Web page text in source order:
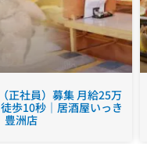
正社員）募集 月給25万
歩10秒｜居酒屋いっき
豊洲店